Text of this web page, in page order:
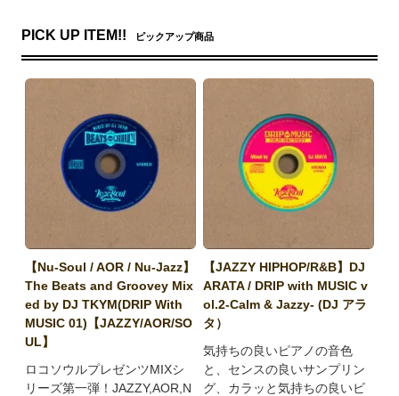
PICK UP ITEM!! ピックアップ商品
【Nu-Soul / AOR / Nu-Jazz】
The Beats and Groovey Mix
ed by DJ TKYM(DRIP With
MUSIC 01)【JAZZY/AOR/SO
UL】
ロコソウルプレゼンツMIXシ
リーズ第一弾！JAZZY,AOR,N
【JAZZY HIPHOP/R&B】DJ
ARATA / DRIP with MUSIC v
ol.2-Calm & Jazzy- (DJ アラ
タ）
気持ちの良いピアノの音色
と、センスの良いサンプリン
グ、カラッと気持ちの良いビ